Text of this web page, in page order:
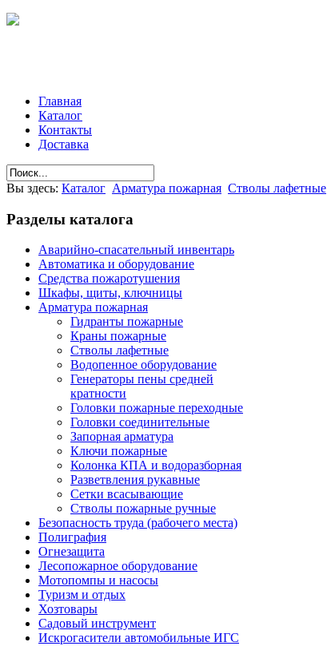
Главная
Каталог
Контакты
Доставка
Вы здесь: Каталог Арматура пожарная Стволы лафетные
Разделы каталога
Аварийно-спасательный инвентарь
Автоматика и оборудование
Средства пожаротушения
Шкафы, щиты, ключницы
Арматура пожарная
Гидранты пожарные
Краны пожарные
Стволы лафетные
Водопенное оборудование
Генераторы пены средней
кратности
Головки пожарные переходные
Головки соединительные
Запорная арматура
Ключи пожарные
Колонка КПА и водоразборная
Разветвления рукавные
Сетки всасывающие
Стволы пожарные ручные
Безопасность труда (рабочего места)
Полиграфия
Огнезащита
Лесопожарное оборудование
Мотопомпы и насосы
Туризм и отдых
Хозтовары
Садовый инструмент
Искрогасители автомобильные ИГС